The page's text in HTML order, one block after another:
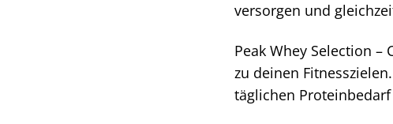
versorgen und
Peak Whey Selection
zu deinen
täglichen